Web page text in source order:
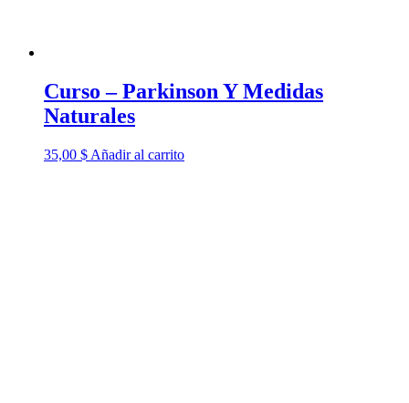
Curso – Parkinson Y Medidas
Naturales
35,00 $ Añadir al carrito